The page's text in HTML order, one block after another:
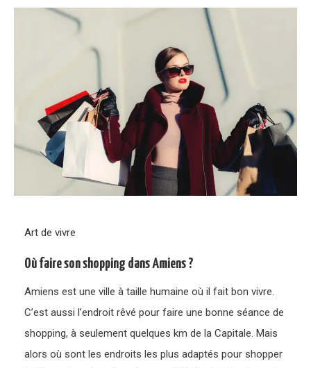
Art de vivre
Où faire son shopping dans Amiens ?
Amiens est une ville à taille humaine où il fait bon vivre.
C’est aussi l’endroit rêvé pour faire une bonne séance de
shopping, à seulement quelques km de la Capitale. Mais
alors où sont les endroits les plus adaptés pour shopper